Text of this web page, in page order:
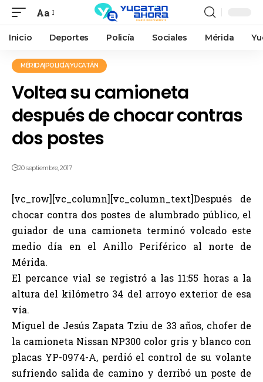
Aa
Inicio Deportes Policía Sociales Mérida
MÉRIDA|POLICÍA|YUCATÁN
Voltea su camioneta
después de chocar contras
dos postes
20 septiembre, 2017
[vc_row][vc_column][vc_column_text]Después de
chocar contra dos postes de alumbrado público, el
guiador de una camioneta terminó volcado este
medio día en el Anillo Periférico al norte de
Mérida.
El percance vial se registró a las 11:55 horas a la
altura del kilómetro 34 del arroyo exterior de esa
vía.
Miguel de Jesús Zapata Tziu de 33 años, chofer de
la camioneta Nissan NP300 color gris y blanco con
placas YP-0974-A, perdió el control de su volante
sufriendo salida de camino y derribó un poste de